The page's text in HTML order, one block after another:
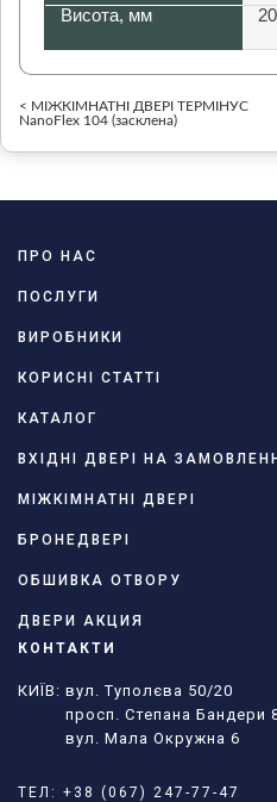
Висота, мм
< МІЖКІМНАТНІ ДВЕРІ ТЕРМІНУС
NanoFlex 104 (засклена)
ПРО НАС
ПОСЛУГИ
ВИРОБНИКИ
КОРИСНІ СТАТТІ
КАТАЛОГ
ВХІДНІ ДВЕРІ НА
МІЖКІМНАТНІ ДВЕРІ
БРОНЕДВЕРІ
ОБШИВКА ОТВОРУ
ДВЕРИ АКЦИЯ
КОНТАКТИ
КИЇВ: вул. Туполєва 50/20
просп. Степана Бандери
вул. Мала Окружна 6
ТЕЛ: +38 (067) 247-77-47